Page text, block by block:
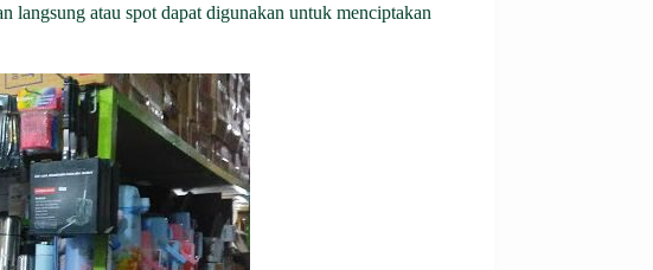
langsung atau spot dapat digunakan untuk menciptakan